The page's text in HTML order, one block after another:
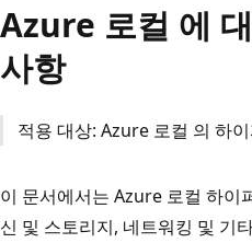
Azure 로컬 에
사항
적용 대상: Azure 로컬 의 하
이 문서에서는 Azure 로컬 하이
신 및 스토리지, 네트워킹 및 기